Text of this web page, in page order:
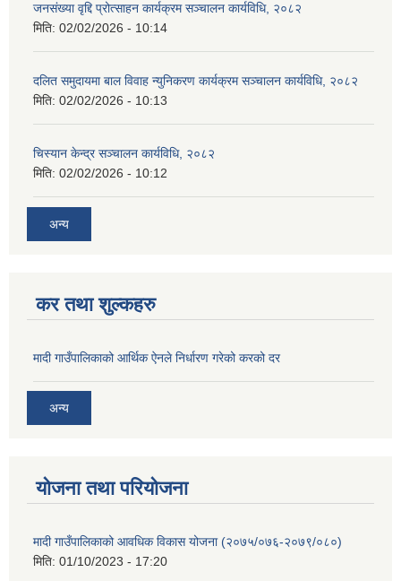
जनसंख्या वृद्दि प्रोत्साहन कार्यक्रम सञ्‍चालन कार्यविधि, २०८२
मिति: 02/02/2026 - 10:14
दलित समुदायमा बाल विवाह न्युनिकरण कार्यक्रम सञ्‍चालन कार्यविधि, २०८२
मिति: 02/02/2026 - 10:13
चिस्यान केन्द्र सञ्‍चालन कार्यविधि, २०८२
मिति: 02/02/2026 - 10:12
अन्य
कर तथा शुल्कहरु
मादी गाउँपालिकाको आर्थिक ऐनले निर्धारण गरेको करको दर
अन्य
योजना तथा परियोजना
मादी गाउँपालिकाको आवधिक विकास योजना (२०७५/०७६-२०७९/०८०)
मिति: 01/10/2023 - 17:20